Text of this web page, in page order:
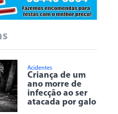
Acidentes
Criança de um
ano morre de
infecção ao ser
atacada por galo